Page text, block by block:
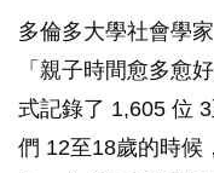
多倫多大學社會學
「親子時間愈多愈
式記錄了 1,605 位
們 12至18歲的時候